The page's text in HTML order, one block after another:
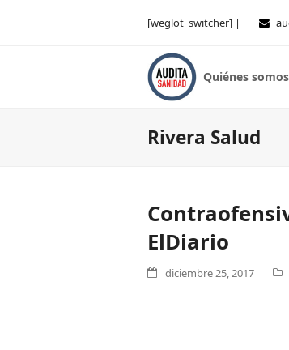
[weglot_switcher] |
Quiénes somos
Rivera Salud
ElDiario
diciembre 25, 2017